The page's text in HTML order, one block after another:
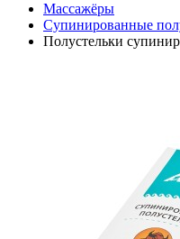
Массажёры
Супинированные
Полустельки